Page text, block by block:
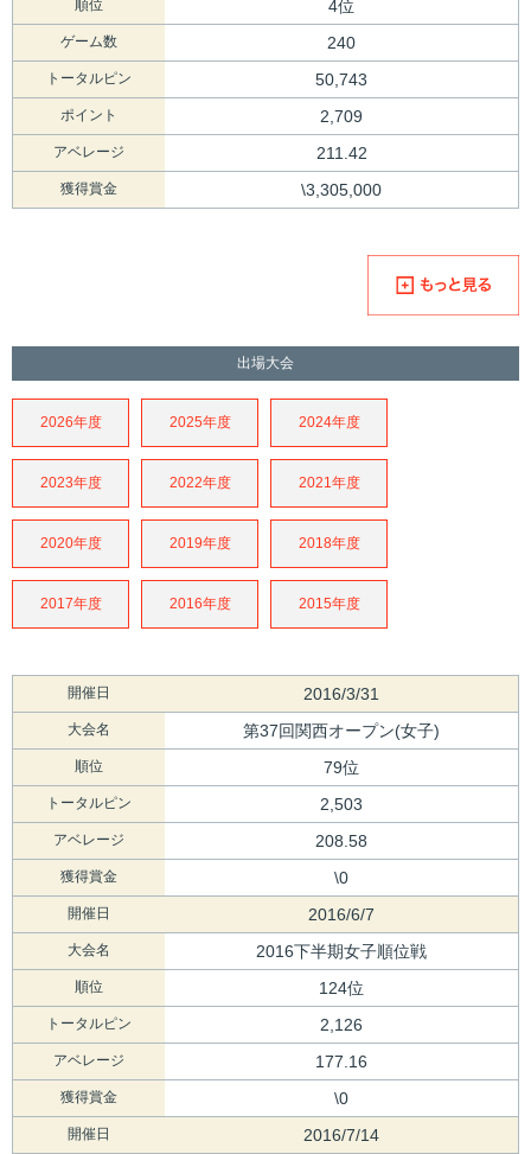
順位 4位
ゲーム数 240
トータルピン 50,743
ポイント 2,709
アベレージ 211.42
獲得賞金 \3,305,000
出場大会
2026年度 2025年度 2024年度
2023年度 2022年度 2021年度
2020年度 2019年度 2018年度
2017年度 2016年度 2015年度
開催日 2016/3/31
大会名 第37回関西オープン(女子)
順位 79位
トータルピン 2,503
アベレージ 208.58
獲得賞金 \0
開催日 2016/6/7
大会名 2016下半期女子順位戦
順位 124位
トータルピン 2,126
アベレージ 177.16
獲得賞金 \0
開催日 2016/7/14